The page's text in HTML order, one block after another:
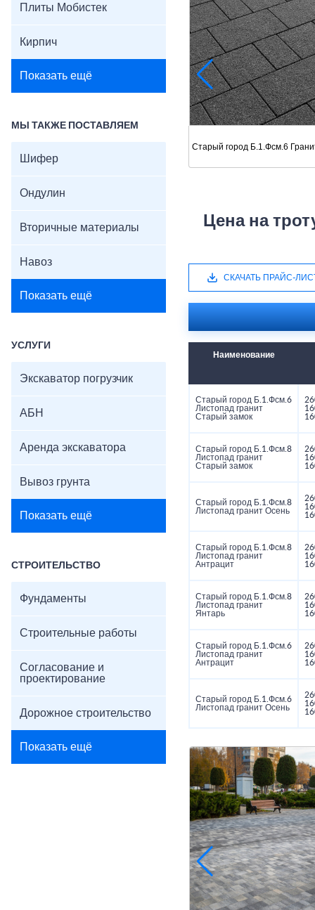
Плиты Мобистек
Кирпич
Показать ещё
МЫ ТАКЖЕ ПОСТАВЛЯЕМ
Шифер
Ондулин
Вторичные материалы
Навоз
Показать ещё
УСЛУГИ
Экскаватор погрузчик
АБН
Аренда экскаватора
Вывоз грунта
Показать ещё
СТРОИТЕЛЬСТВО
Фундаменты
Строительные работы
Согласование и
проектирование
Дорожное строительство
Показать ещё
Старый город Б.1.Фсм.6
Цена на
СКАЧАТЬ ПРАЙС-
Наименование
Старый город Б.1.Фсм.6
Листопад гранит
Старый замок
Старый город Б.1.Фсм.8
Листопад гранит
Старый замок
Старый город Б.1.Фсм.8
Листопад гранит Осень
Старый город Б.1.Фсм.8
Листопад гранит
Антрацит
Старый город Б.1.Фсм.8
Листопад гранит
Янтарь
Старый город Б.1.Фсм.6
Листопад гранит
Антрацит
Старый город Б.1.Фсм.6
Листопад гранит Осень